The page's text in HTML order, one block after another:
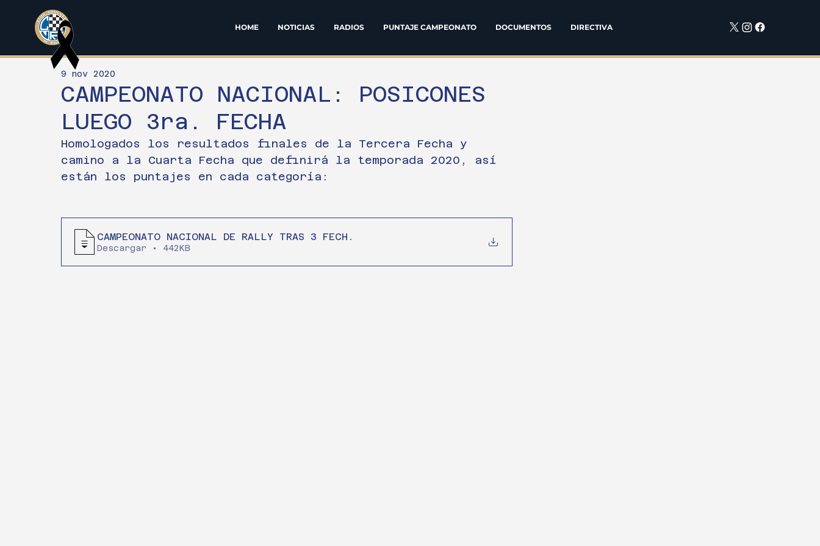
HOME NOTICIAS RADIOS PUNTAJE CAMPEONATO DOCUMENTOS DIRECTIVA
CAMPEONATO NACIONAL: POSICONES
LUEGO 3ra. FECHA
9 nov 2020
Homologados los resultados finales de la Tercera Fecha y
camino a la Cuarta Fecha que definirá la temporada 2020, así
están los puntajes en cada categoría:
CAMPEONATO NACIONAL DE RALLY TRAS 3 FECH .
Descargar • 442KB